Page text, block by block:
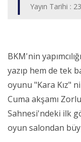
Yayın Tarihi :
BKM'nin
yazıp hem de tek
oyunu "Kara Kız"
Cuma akşamı
Sahnesi'ndeki ilk
oyun salondan